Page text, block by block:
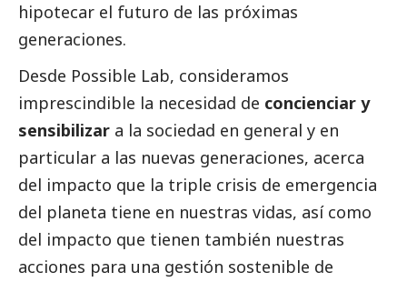
hipotecar el futuro de las próximas
generaciones.
Desde Possible Lab, consideramos
imprescindible la necesidad de concienciar y
sensibilizar a la sociedad en general y en
particular a las nuevas generaciones, acerca
del impacto que la triple crisis de emergencia
del planeta tiene en nuestras vidas, así como
del impacto que tienen también nuestras
acciones para una gestión sostenible de